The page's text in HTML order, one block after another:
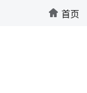
 首页
 首页